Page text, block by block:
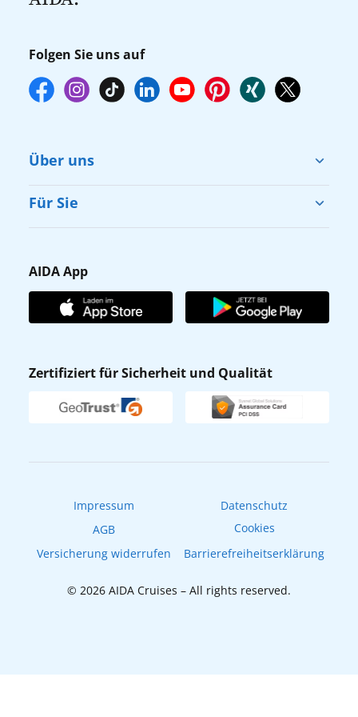
Folgen Sie uns auf
Über uns
Cruise & Help
Karriere
Affiliateprogramm
Verhaltens- & Ethikkodex
Newsletter
Für Sie
Gästefragebogen
AIDA Club
AIDA App
AIDA App
Zertifiziert für Sicherheit und Qualität
Impressum
Datenschutz
AGB
Cookies
Versicherung widerrufen
Barrierefreiheitserklärung
© 2026 AIDA Cruises – All rights reserved.